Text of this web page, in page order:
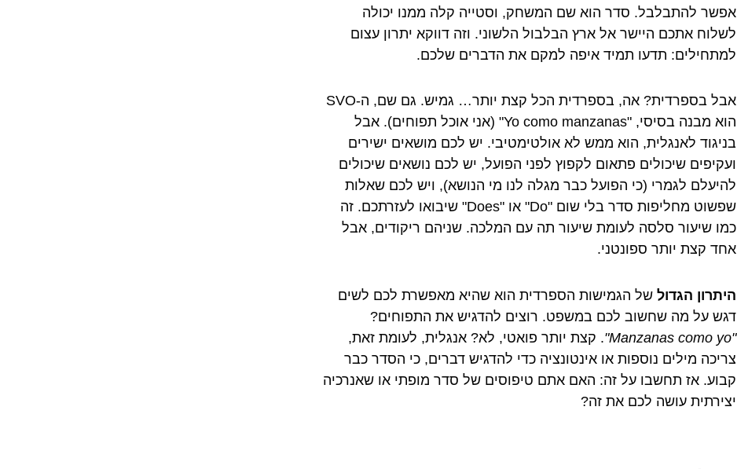
אפשר להתבלבל. סדר הוא שם המשחק, וסטייה קלה ממנו יכולה
לשלוח אתכם היישר אל ארץ הבלבול הלשוני. וזה דווקא יתרון עצום
למתחילים: תדעו תמיד איפה למקם את הדברים שלכם.
אבל בספרדית? אה, בספרדית הכל קצת יותר… גמיש. גם שם, ה-SVO
הוא מבנה בסיסי, "Yo como manzanas" (אני אוכל תפוחים). אבל
בניגוד לאנגלית, הוא ממש לא אולטימטיבי. יש לכם מושאים ישירים
ועקיפים שיכולים פתאום לקפוץ לפני הפועל, יש לכם נושאים שיכולים
להיעלם לגמרי (כי הפועל כבר מגלה לנו מי הנושא), ויש לכם שאלות
שפשוט מחליפות סדר בלי שום "Do" או "Does" שיבואו לעזרתכם. זה
כמו שיעור סלסה לעומת שיעור תה עם המלכה. שניהם ריקודים, אבל
אחד קצת יותר ספונטני.
היתרון הגדול של הגמישות הספרדית הוא שהיא מאפשרת לכם לשים
דגש על מה שחשוב לכם במשפט. רוצים להדגיש את התפוחים?
"Manzanas como yo"
. קצת יותר פואטי, לא? אנגלית, לעומת זאת,
צריכה מילים נוספות או אינטונציה כדי להדגיש דברים, כי הסדר כבר
קבוע. אז תחשבו על זה: האם אתם טיפוסים של סדר מופתי או שאנרכיה
יצירתית עושה לכם את זה?